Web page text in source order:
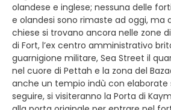
olandese e inglese; nessuna delle
e olandesi sono rimaste ad oggi, ma
chiese si trovano ancora nelle zone
di Fort, l’ex centro amministrativo
guarnigione militare, Sea Street il
nel cuore di Pettah e la zona del
anche un tempio indù con elaborate
seguire, si visiteranno la Porta di